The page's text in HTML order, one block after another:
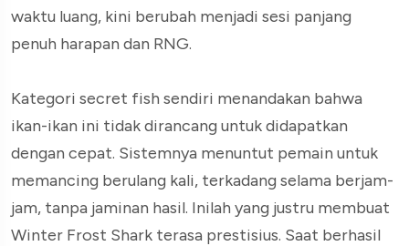
waktu luang, kini berubah menjadi sesi panjang
penuh harapan dan RNG.
Kategori secret fish sendiri menandakan bahwa
ikan-ikan ini tidak dirancang untuk didapatkan
dengan cepat. Sistemnya menuntut pemain untuk
memancing berulang kali, terkadang selama berjam-
jam, tanpa jaminan hasil. Inilah yang justru membuat
Winter Frost Shark terasa prestisius. Saat berhasil